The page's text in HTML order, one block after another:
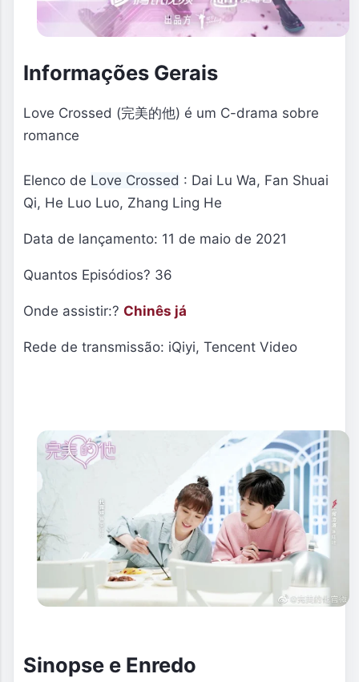
Informações Gerais
Love Crossed (完美的他) é um C-drama sobre
romance
Elenco de Love Crossed : Dai Lu Wa, Fan Shuai
Qi, He Luo Luo, Zhang Ling He
Data de lançamento: 11 de maio de 2021
Quantos Episódios? 36
Onde assistir:? Chinês já
Rede de transmissão: iQiyi, Tencent Video
Sinopse e Enredo